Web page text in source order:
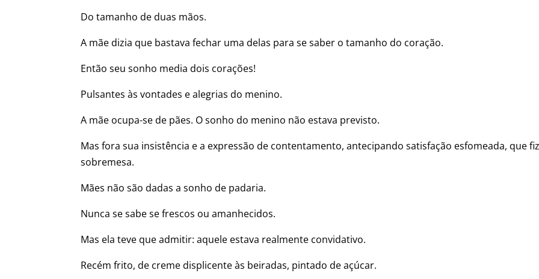
Do tamanho de duas mãos.
A mãe dizia que bastava fechar uma delas para se saber o tamanho do coração.
Então seu sonho media dois corações!
Pulsantes às vontades e alegrias do menino.
A mãe ocupa-se de pães. O sonho do menino não estava previsto.
Mas fora sua insistência e a expressão de contentamento, antecipando satisfação esfomeada, que
sobremesa.
Mães não são dadas a sonho de padaria.
Nunca se sabe se frescos ou amanhecidos.
Mas ela teve que admitir: aquele estava realmente convidativo.
Recém frito, de creme displicente às beiradas, pintado de açúcar.